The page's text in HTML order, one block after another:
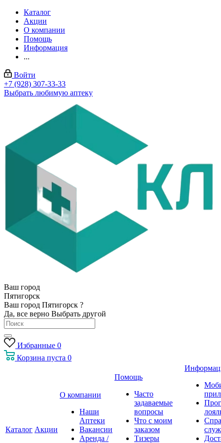
Каталог
Акции
О компании
Помощь
Информация
...
Войти
+7 (928) 307-33-33
Выбрать любимую аптеку
Ваш город
Пятигорск
Ваш город Пятигорск ?
Да, все верно Выбрать другой
Избранные 0
Корзина пуста 0
Каталог Акции
О компании
Наши
Аптеки
Вакансии
Аренда /
Помощь
Часто
задаваемые
вопросы
Что с моим
заказом
Тизеры